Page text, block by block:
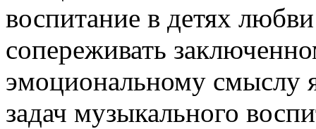
воспитание в детях
сопереживать
эмоциональному смыслу
задач музыкального